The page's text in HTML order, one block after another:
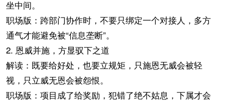
坐中间。
职场版：跨部门协作时，不要只绑定一个对接人，多方
通气才能避免被“信息垄断”。
2. 恩威并施，方显驭下之道
解读：既要给好处，也要立规矩，只施恩无威会被轻
视，只立威无恩会被怨恨。
职场版：项目成了给奖励，犯错了绝不姑息，下属才会